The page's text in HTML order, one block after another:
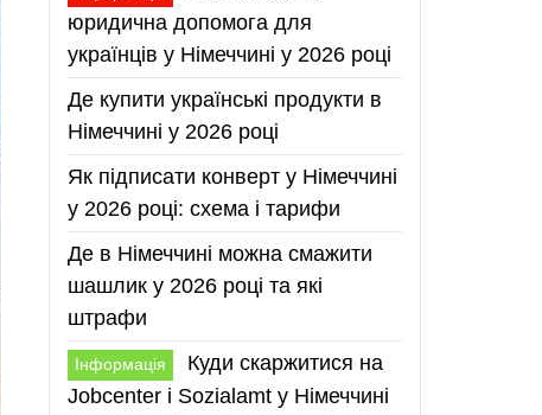
юридична допомога для
українців у Німеччині у 2026 році
Де купити українські продукти в
Німеччині у 2026 році
Як підписати конверт у Німеччині
у 2026 році: схема і тарифи
Де в Німеччині можна смажити
шашлик у 2026 році та які
штрафи
Інформація
Куди скаржитися на
Jobcenter і Sozialamt у Німеччині